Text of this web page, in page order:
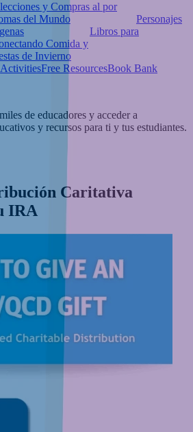
y Compras al por
del Mundo
Personajes
Libros para
Comida y
de Invierno
ActivitiesFree ResourcesBook Bank
de educadores y acceder a
y recursos para ti y tus estudiantes.
Caritativa
IRA